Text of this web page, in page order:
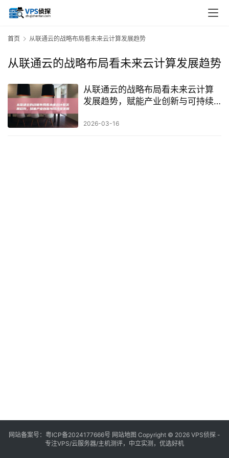
首页 从联通云的战略布局看未来云计算发展趋势
从联通云的战略布局看未来云计算发展趋势
从联通云的战略布局看未来云计算
发展趋势，赋能产业创新与可持续
2026-03-16
网站备案号： 粤ICP备2024177666号 网站地图 Copyright © 2026 VPS侦探 -
专注VPS/云服务器/主机测评，中立实测，优选好机